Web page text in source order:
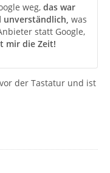
weg, das war
was
statt Google,
mir die Zeit!
der Tastatur und ist